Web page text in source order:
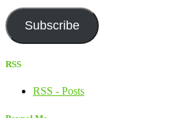
Adresse
Subscribe
RSS
RSS - Posts